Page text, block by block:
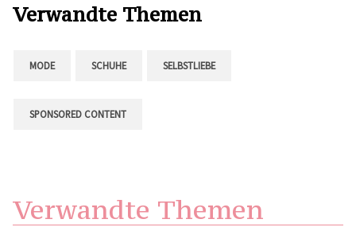
Verwandte Themen
MODE SCHUHE SELBSTLIEBE
SPONSORED CONTENT
Verwandte Themen